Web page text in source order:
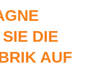
DIE
AUF